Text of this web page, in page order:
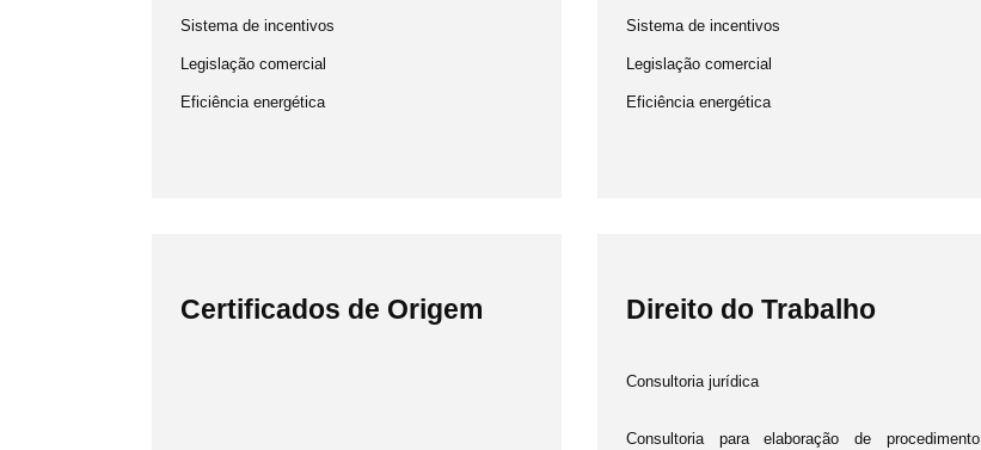
Sistema de incentivos
Legislação comercial
Eficiência energética
Sistema de incentivos
Legislação comercial
Eficiência energética
Certificados de Origem Direito do Trabalho
Consultoria jurídica
Consultoria para elaboração de procedimento